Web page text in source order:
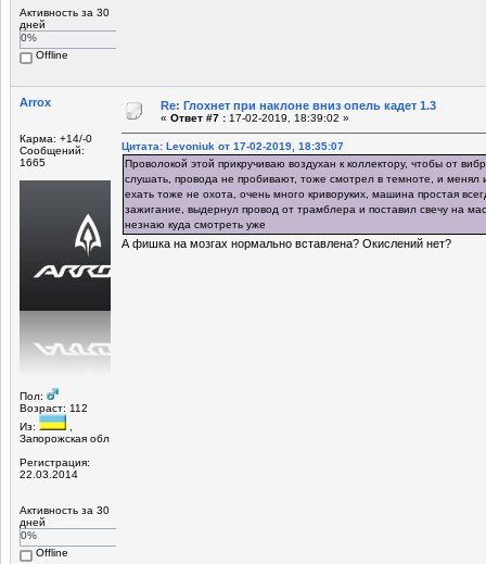
Активность за 30
дней
0%
Offline
Arrox
Карма: +14/-0
Сообщений:
1665
Пол:
Возраст: 112
Из:
Запорожская обл
Регистрация:
22.03.2014
Активность за 30
дней
0%
Offline
Re: Глохнет при наклоне вниз опель кадет 1.3
« Ответ #7 : 17-02-2019, 18:39:02 »
Цитата: Levoniuk от 17-02-2019, 18:35:07
Проволокой этой прикручиваю воздухан к коллектору, чтобы от
слушать, провода не пробивают, тоже смотрел в темноте, и менял
ехать тоже не охота, очень много криворуких, машина простая
зажигание, выдернул провод от трамблера и поставил свечу на
незнаю куда смотреть уже
А фишка на мозгах нормально вставлена? Окислений нет?